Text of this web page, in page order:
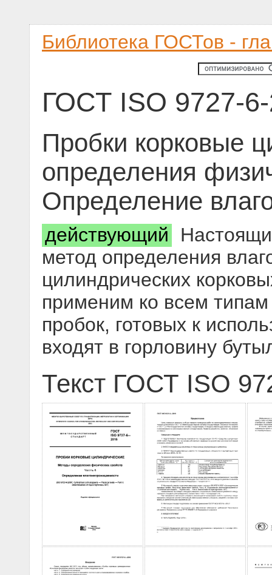
Библиотека ГОСТов -
ГОСТ ISO 9727-
Пробки корковые
определения
Определение
действующий
метод определения
цилиндрических
применим ко всем
пробок, готовых к
входят в горловину
Текст ГОСТ ISO